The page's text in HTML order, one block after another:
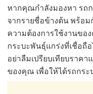
หากคุณกำลังมองหา รถ
จากรายชื่อข้างต้น พร้อ
ความต้องการใช้งานขอ
กระบะพันธุ์แกร่งที่เชื่อถื
อย่าลืมเปรียบเทียบราค
ของคุณ เพื่อให้ได้รถกร